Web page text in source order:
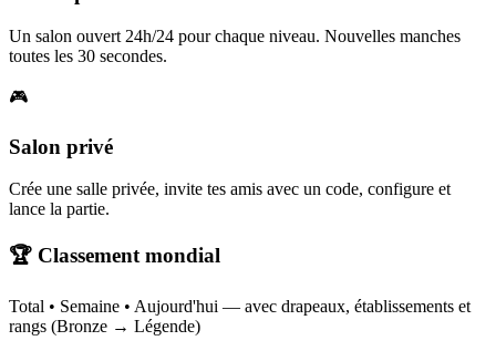
Un salon ouvert 24h/24 pour chaque niveau. Nouvelles manches
toutes les 30 secondes.
🎮
Salon privé
Crée une salle privée, invite tes amis avec un code, configure et
lance la partie.
🏆 Classement mondial
Total • Semaine • Aujourd'hui — avec drapeaux, établissements et
rangs (Bronze → Légende)